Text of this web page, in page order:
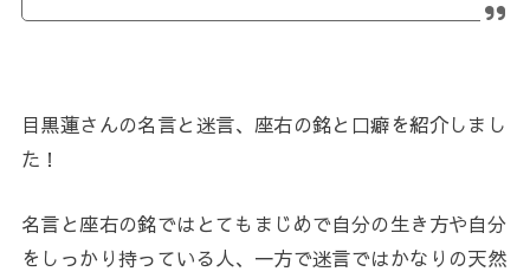
目黒蓮さんの名言と迷言、座右の銘と口癖を紹介しまし
た！
名言と座右の銘ではとてもまじめで自分の生き方や自分
をしっかり持っている人、一方で迷言ではかなりの天然